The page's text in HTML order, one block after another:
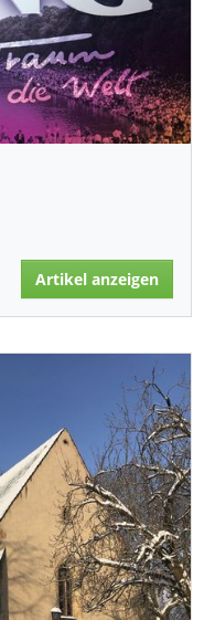
Artikel anzeigen